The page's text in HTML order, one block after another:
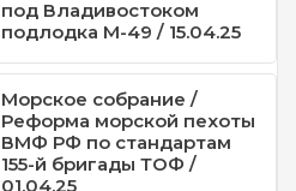
под Владивостоком
подлодка М-49 / 15.04.25
Морское собрание /
Реформа морской пехоты
ВМФ РФ по стандартам
155-й бригады ТОФ /
01.04.25